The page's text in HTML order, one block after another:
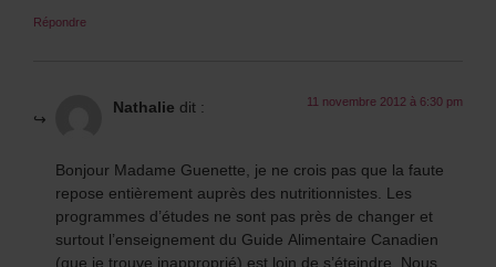
Répondre
Nathalie dit : 11 novembre 2012 à 6:30 pm
Bonjour Madame Guenette, je ne crois pas que la faute
repose entièrement auprès des nutritionnistes. Les
programmes d’études ne sont pas près de changer et
surtout l’enseignement du Guide Alimentaire Canadien
(que je trouve inapproprié) est loin de s’éteindre. Nous